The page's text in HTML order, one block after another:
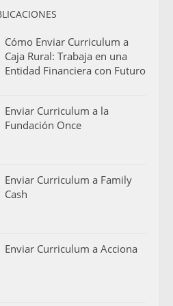
Cómo Enviar Curriculum a
Caja Rural: Trabaja en una
Entidad Financiera con Futuro
Enviar Curriculum a la
Fundación Once
Enviar Curriculum a Family
Cash
Enviar Curriculum a Acciona